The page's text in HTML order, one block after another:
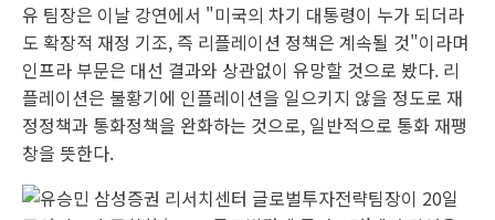
유 팀장은 이날 강연에서 "미국의 차기 대통령이 누가 되더라
도 확장적 재정 기조, 즉 리플레이션 정책은 계속될 것"이라며
인프라 부문은 대선 결과와 상관없이 유망할 것으로 봤다. 리
플레이션은 불황기에 인플레이션을 일으키지 않을 정도로 재
정정책과 통화정책을 완화하는 것으로, 일반적으로 통화 재팽
창을 뜻한다.